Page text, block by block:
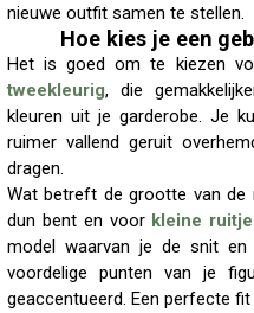
nieuwe outfit samen te stellen.
Hoe kies je een
Het is goed om te kiezen
tweekleurig, die
kleuren uit je garderobe. Je
ruimer vallend geruit
dragen.
Wat betreft de grootte van de
dun bent en voor kleine
model waarvan je de snit
voordelige punten van je
geaccentueerd. Een perfecte